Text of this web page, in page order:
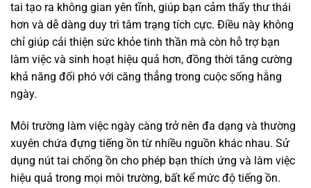
tai tạo ra không gian yên tĩnh, giúp bạn cảm thấy thư thái
hơn và dễ dàng duy trì tâm trạng tích cực. Điều này không
chỉ giúp cải thiện sức khỏe tinh thần mà còn hỗ trợ bạn
làm việc và sinh hoạt hiệu quả hơn, đồng thời tăng cường
khả năng đối phó với căng thẳng trong cuộc sống hằng
ngày.
Môi trường làm việc ngày càng trở nên đa dạng và thường
xuyên chứa đựng tiếng ồn từ nhiều nguồn khác nhau. Sử
dụng nút tai chống ồn cho phép bạn thích ứng và làm việc
hiệu quả trong mọi môi trường, bất kể mức độ tiếng ồn.